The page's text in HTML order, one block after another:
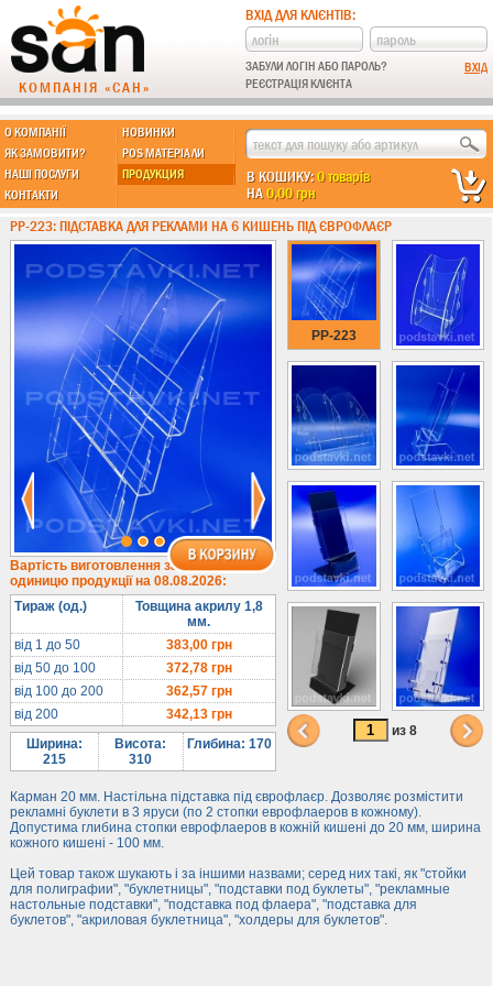
КОМПАНІЯ «САН»
ВХІД ДЛЯ КЛІЄНТІВ:
ЗАБУЛИ ЛОГІН АБО ПАРОЛЬ?
РЕЄСТРАЦІЯ КЛІЄНТА
О КОМПАНІЇ
НОВИНКИ
ЯК ЗАМОВИТИ?
POS МАТЕРІАЛИ
НАШІ ПОСЛУГИ
ПРОДУКЦИЯ
КОНТАКТИ
В КОШИКУ:0 товарів
НА0,00 грн
МЫ ДЕЛАЕМ:
Підставки із пластику
Новинки !!!
Різні підставки
Під поліграфію
Кишені
А4 формат
А5 формат
А6 формат
А3 формат
1/3 формату А4
Комбіновані
Навісні кишені
Менюхолдери
Під мобільні
Під біжутерію
Гірки та подіуми
Під косметику
Під солодке
Для хот-догів
Лототрони
Ящики з акрилу
Цінники
Засоби захисту
Інформ. стенди
PP-223: ПІДСТАВКА ДЛЯ РЕКЛАМИ НА 6 КИШЕНЬ ПІД ЄВРОФЛАЄР
Вартість виготовлення за
одиницю продукції на 08.08.2026:
Тираж (од.)
Товщина акрилу 1,8
мм.
від 1 до 50
383,00грн
від 50 до 100
372,78грн
від 100 до 200
362,57грн
від 200
342,13грн
Ширина:
215
Висота:
310
Глибина: 170
Карман 20 мм. Настільна підставка під єврофлаєр. Дозволяє розмістити
рекламні буклети в 3 яруси (по 2 стопки еврофлаеров в кожному).
Допустима глибина стопки еврофлаеров в кожній кишені до 20 мм, ширина
кожного кишені - 100 мм.
Цей товар також шукають і за іншими назвами; серед них такі, як "стойки
для полиграфии", "буклетницы", "подставки под буклеты", "рекламные
настольные подставки", "подставка под флаера", "подставка для
буклетов", "акриловая буклетница", "холдеры для буклетов".
PP-223
из 8